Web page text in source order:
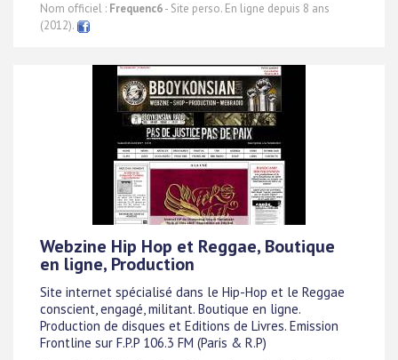
Nom officiel : Frequenc6- Site perso. En ligne depuis 8 ans
(2012).
Webzine Hip Hop et Reggae, Boutique
en ligne, Production
Site internet spécialisé dans le Hip-Hop et le Reggae
conscient, engagé, militant. Boutique en ligne.
Production de disques et Editions de Livres. Emission
Frontline sur F.P.P 106.3 FM (Paris & R.P)